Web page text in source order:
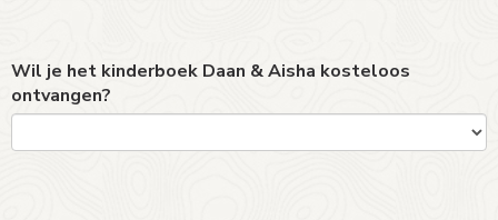
Wil je het kinderboek Daan & Aisha kosteloos
ontvangen?